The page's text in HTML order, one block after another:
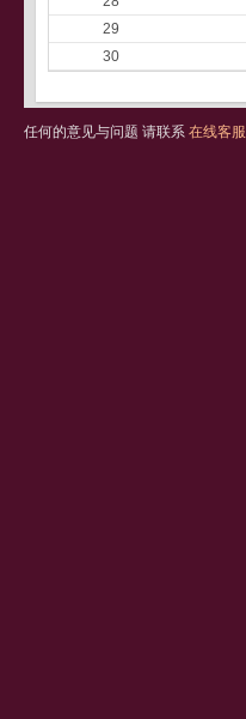
29
30
任何的意见与问题 请联系 在线客服